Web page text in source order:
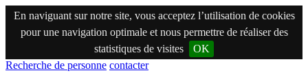
En naviguant sur notre site, vous acceptez l’utilisation de cookies
pour une navigation optimale et nous permettre de réaliser des
statistiques de visites
OK
Recherche de personne contacter